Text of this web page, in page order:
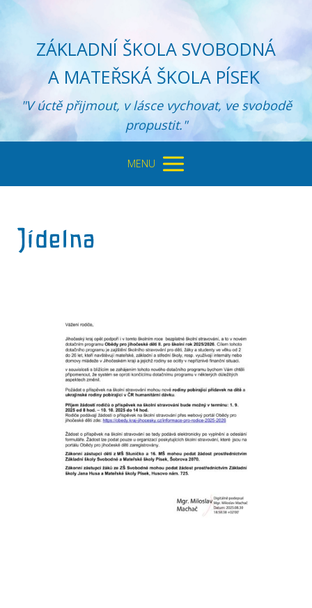
ZÁKLADNÍ ŠKOLA SVOBODNÁ
A MATEŘSKÁ ŠKOLA PÍSEK
"V úctě přijmout, v lásce vychovat, ve svobodě
propustit."
MENU